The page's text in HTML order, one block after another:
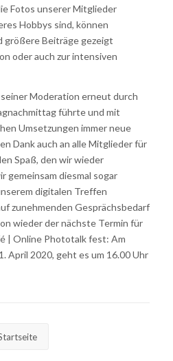
Fotos unserer Mitglieder
Hobbys sind, können
größere Beiträge gezeigt
oder auch zur intensiven
Moderation erneut durch
führte und mit
Umsetzungen immer neue
Dank auch an alle Mitglieder für
Spaß, den wir wieder
gemeinsam diesmal sogar
digitalen Treffen
zunehmenden Gesprächsbedarf
wieder der nächste Termin für
| Online Phototalk fest: Am
April 2020, geht es um 16.00 Uhr